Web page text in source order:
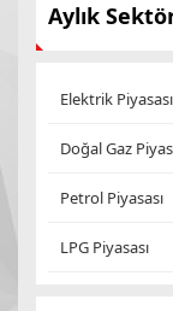
Aylık
Elektrik Piyasası
Doğal Gaz
Petrol Piyasası
LPG Piyasası